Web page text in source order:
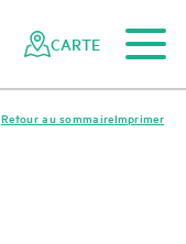
CARTE
Imprimer
Retour au sommaire